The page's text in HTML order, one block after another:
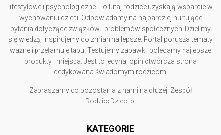
lifestylowe i psychologiczne. To tutaj rodzice uzyskają wsparcie w
wychowaniu dzieci. Odpowiadamy na najbardziej nurtujące
pytania dotyczące związków i problemów społecznych. Dzielimy
się wiedzą, inspirujemy do zmian na lepsze. Portal porusza tematy
ważne i przełamuje tabu. Testujemy zabawki, polecamy najlepsze
produkty i miejsca. Jest to jedyna, opiniotwórcza strona
dedykowana świadomym rodzicom.
Zapraszamy do pozostania z nami na dłużej. Zespół
RodziceDzieci.pl
KATEGORIE